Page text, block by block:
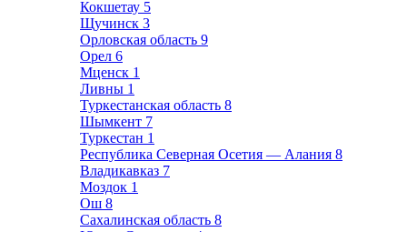
Кокшетау 5
Щучинск 3
Орловская область 9
Орел 6
Мценск 1
Ливны 1
Туркестанская область 8
Шымкент 7
Туркестан 1
Республика Северная Осетия — Алания 8
Владикавказ 7
Моздок 1
Ош 8
Сахалинская область 8